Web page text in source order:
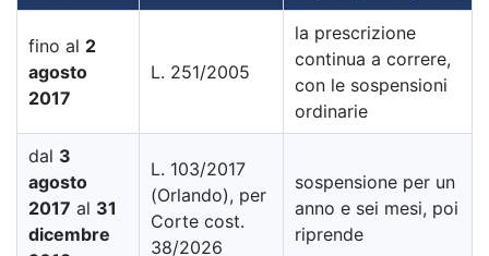
fino al 2
agosto
2017
L. 251/2005
la prescrizione
continua a correre,
con le sospensioni
ordinarie
dal 3
agosto
2017 al 31
dicembre
L. 103/2017
(Orlando), per
Corte cost.
38/2026
sospensione per un
anno e sei mesi, poi
riprende